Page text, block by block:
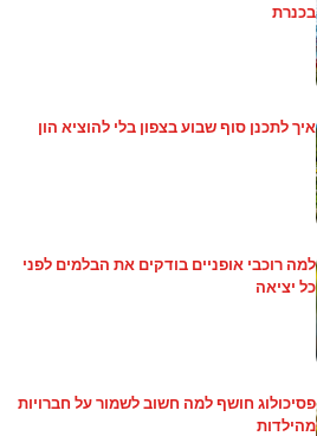
בכנרת
איך לתכנן סוף שבוע בצפון בלי להוציא הון
למה רוכבי אופניים בודקים את הבלמים לפני
כל יציאה
פסיכולוג חושף למה חשוב לשמור על חברויות
מהילדות